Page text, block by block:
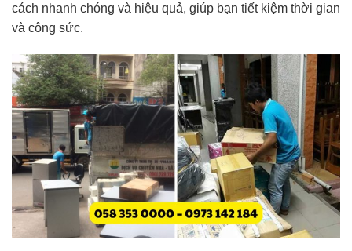
cách nhanh chóng và hiệu quả, giúp bạn tiết kiệm thời gian
và công sức.